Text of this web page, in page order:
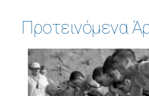
Προτεινόμενα